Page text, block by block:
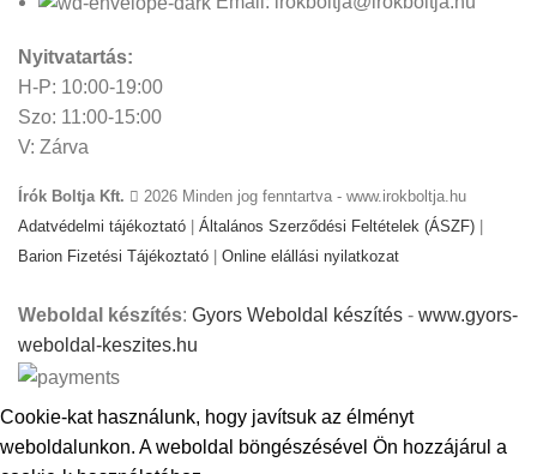
Nyitvatartás:
H-P: 10:00-19:00
Szo: 11:00-15:00
V: Zárva
Írók Boltja Kft.
2026 Minden jog fenntartva - www.irokboltja.hu
Adatvédelmi tájékoztató
Általános Szerződési Feltételek (ÁSZF)
Barion Fizetési Tájékoztató
Online elállási nyilatkozat
Weboldal készítés: Gyors Weboldal készítés - www.gyors-
weboldal-keszites.hu
Cookie-kat használunk, hogy javítsuk az élményt
weboldalunkon. A weboldal böngészésével Ön hozzájárul a